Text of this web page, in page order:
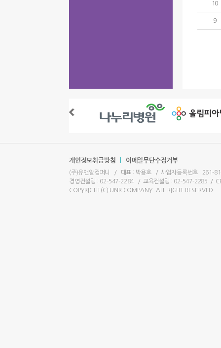
10
9
개인정보취급방침 이메일무단수집거부
(주)유앤알컴퍼니 / 대표 : 박용호 / 사업자등록번호 : 261-
경영컨설팅 : 02-547-2284
/ 교육컨설팅 : 02-547-2285 /
COPYRIGHT(C) UNR COMPANY. ALL RIGHT RESERVED